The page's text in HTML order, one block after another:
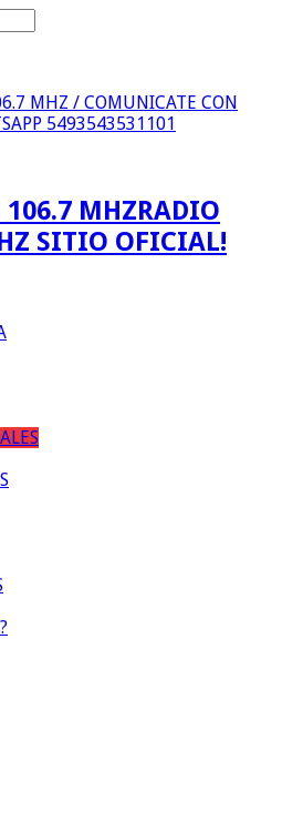
MHZ / COMUNICATE CON
5493543531101
RADIO
SITIO OFICIAL!